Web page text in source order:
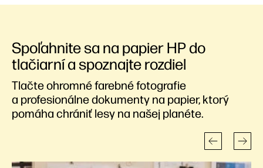
Spoľahnite sa na papier HP do
tlačiarní a spoznajte rozdiel
Tlačte ohromné farebné fotografie
a profesionálne dokumenty na papier, ktorý
pomáha chrániť lesy na našej planéte.